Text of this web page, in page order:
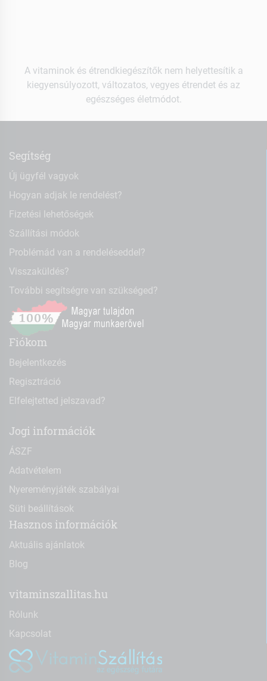
A vitaminok és étrendkiegészítők nem helyettesítik a
kiegyensúlyozott, változatos, vegyes étrendet és az
egészséges életmódot.
Segítség
Új ügyfél vagyok
Hogyan adjak le rendelést?
Fizetési lehetőségek
Szállítási módok
Problémád van a rendeléseddel?
Visszaküldés?
További segítségre van szükséged?
Fiókom
Bejelentkezés
Regisztráció
Elfelejtetted jelszavad?
Jogi információk
ÁSZF
Adatvételem
Nyereményjáték szabályai
Süti beállítások
Hasznos információk
Aktuális ajánlatok
Blog
vitaminszallitas.hu
Rólunk
Kapcsolat